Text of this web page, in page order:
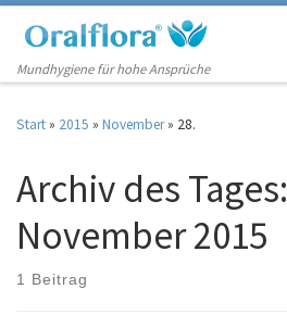
Zum Inhalt springen
Mundhygiene für hohe Ansprüche
Start » 2015 » November » 28.
Archiv des Tages:
November 2015
1 Beitrag